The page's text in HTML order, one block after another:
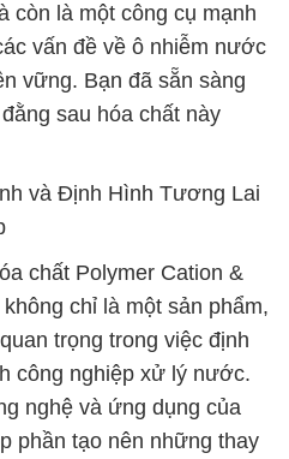
còn là một công cụ mạnh
vấn đề về ô nhiễm nước
vững. Bạn đã sẵn sàng
sau hóa chất này
và Định Hình Tương Lai
chất Polymer Cation &
chỉ là một sản phẩm,
trọng trong việc định
công nghiệp xử lý nước.
nghệ và ứng dụng của
phần tạo nên những thay